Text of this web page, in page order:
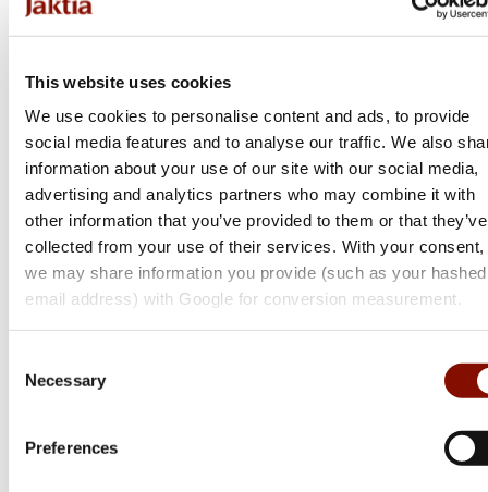
This website uses cookies
We use cookies to personalise content and ads, to provide
social media features and to analyse our traffic. We also
information about your use of our site with our social media,
advertising and analytics partners who may combine it with
other information that you’ve provided to them or that they’ve
collected from your use of their services. With your consent,
we may share information you provide (such as your hashed
email address) with Google for conversion measurement.
Selection
Necessary
Preferences
Frankford
Arsenal Hinge-Top Ptr.Box
Flera varianter
Från 99 kr
Online: I lager